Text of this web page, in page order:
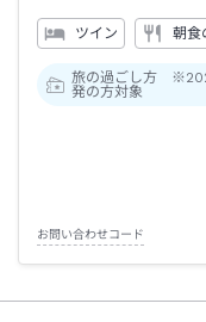
ツイン 朝食
旅の過ごし方
発の方対象
お問い合わせコード